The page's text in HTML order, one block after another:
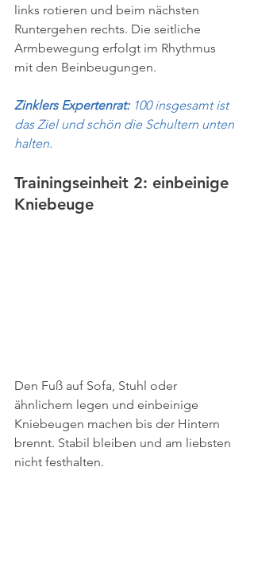
links rotieren und beim nächsten
Runtergehen rechts. Die seitliche
Armbewegung erfolgt im Rhythmus
mit den Beinbeugungen.
Zinklers Expertenrat: 100 insgesamt ist
das Ziel und schön die Schultern unten
halten.
Trainingseinheit 2: einbeinige
Kniebeuge
Den Fuß auf Sofa, Stuhl oder
ähnlichem legen und einbeinige
Kniebeugen machen bis der Hintern
brennt. Stabil bleiben und am liebsten
nicht festhalten.